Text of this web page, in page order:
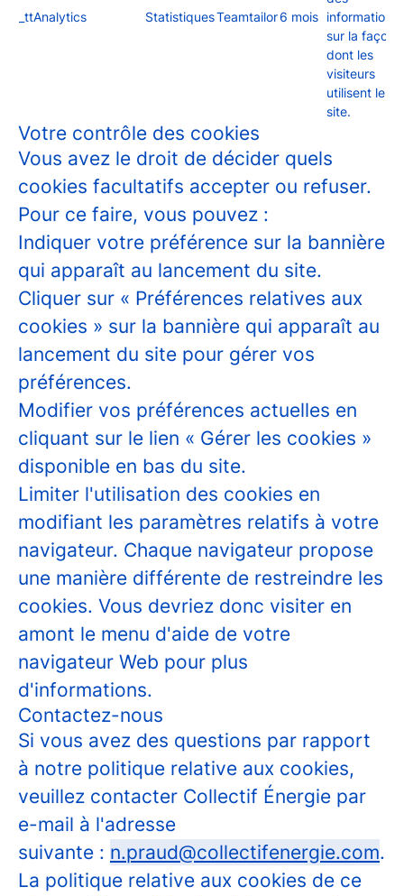
_ttAnalytics StatistiquesTeamtailor6 mois informations
sur la façon
dont les
visiteurs
utilisent le
site.
Votre contrôle des cookies
Vous avez le droit de décider quels
cookies facultatifs accepter ou refuser.
Pour ce faire, vous pouvez :
Indiquer votre préférence sur la bannière
qui apparaît au lancement du site.
Cliquer sur « Préférences relatives aux
cookies » sur la bannière qui apparaît au
lancement du site pour gérer vos
préférences.
Modifier vos préférences actuelles en
cliquant sur le lien « Gérer les cookies »
disponible en bas du site.
Limiter l'utilisation des cookies en
modifiant les paramètres relatifs à votre
navigateur. Chaque navigateur propose
une manière différente de restreindre les
cookies. Vous devriez donc visiter en
amont le menu d'aide de votre
navigateur Web pour plus
d'informations.
Contactez-nous
Si vous avez des questions par rapport
à notre politique relative aux cookies,
veuillez contacter Collectif Énergie par
e-mail à l'adresse
suivante : n.praud@collectifenergie.com.
La politique relative aux cookies de ce